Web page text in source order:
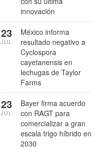
innovación
México informa
resultado negativo a
Cyclospora
cayetanensis en
lechugas de Taylor
Farms
23
JUL
Bayer firma acuerdo
con RAGT para
comercializar a gran
escala trigo híbrido en
2030
23
JUL